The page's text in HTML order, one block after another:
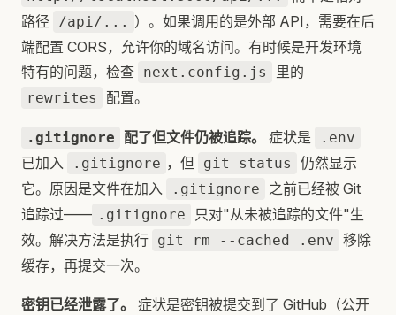
路径
/api/... ）。如果调用的是外部 API，需要在后
端配置 CORS，允许你的域名访问。有时候是开发环境
特有的问题，检查 next.config.js 里的
rewrites 配置。
.gitignore 配了但文件仍被追踪。 症状是 .env
已加入 .gitignore ，但 git status
仍然显示
它。原因是文件在加入
.gitignore
之前已经被 Git
追踪过—— .gitignore
只对"从未被追踪的文件"生
效。解决方法是执行 git rm --cached .env 移除
缓存，再提交一次。
密钥已经泄露了。
症状是密钥被提交到了 GitHub（公开